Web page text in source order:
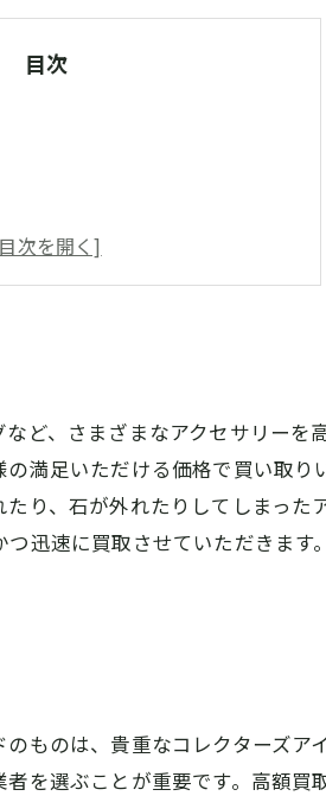
目次
ど、さまざまなアクセサリーを
満足いただける価格で買い取り
り、石が外れたりしてしまった
迅速に買取させていただきま
ものは、貴重なコレクターズア
を選ぶことが重要です。高額